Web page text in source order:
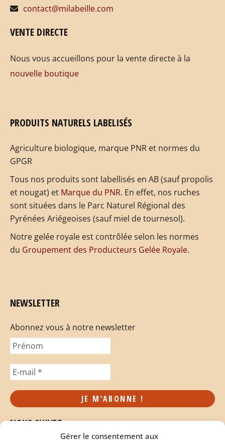
Gérer le consentement aux
contact@milabeille.com
VENTE DIRECTE
Nous vous accueillons pour la vente directe à la
nouvelle boutique
PRODUITS NATURELS LABELISÉS
Agriculture biologique, marque PNR et normes du
GPGR
Tous nos produits sont labellisés en AB (sauf propolis
et nougat) et Marque du PNR. En effet, nos ruches
sont situées dans le Parc Naturel Régional des
Pyrénées Ariégeoises (sauf miel de tournesol).
Notre gelée royale est contrôlée selon les normes
du Groupement des Producteurs Gelée Royale.
NEWSLETTER
Abonnez vous à notre newsletter
NOUS SUIVRE